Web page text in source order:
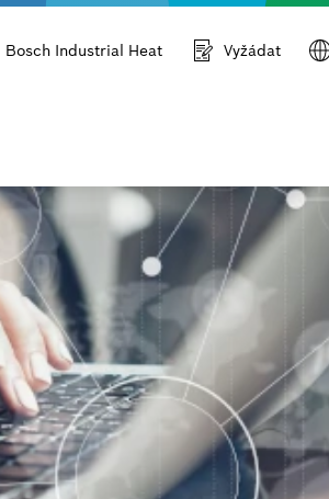
Bosch Industrial Heat Vyžádat